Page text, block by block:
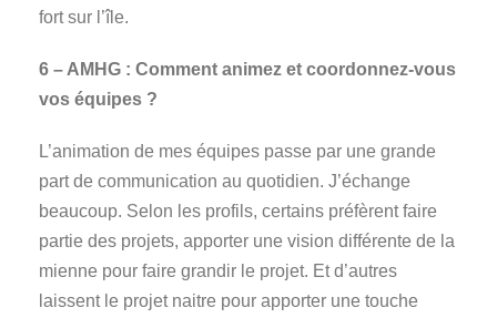
fort sur l’île.
6 – AMHG : Comment animez et coordonnez-vous
vos équipes ?
L’animation de mes équipes passe par une grande
part de communication au quotidien. J’échange
beaucoup. Selon les profils, certains préfèrent faire
partie des projets, apporter une vision différente de la
mienne pour faire grandir le projet. Et d’autres
laissent le projet naitre pour apporter une touche